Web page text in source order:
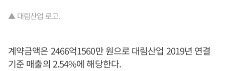
▲ 대림산업 로고.
계약금액은 2466억1560만 원으로 대림산업 2019년 연결
기준 매출의 2.54%에 해당한다.